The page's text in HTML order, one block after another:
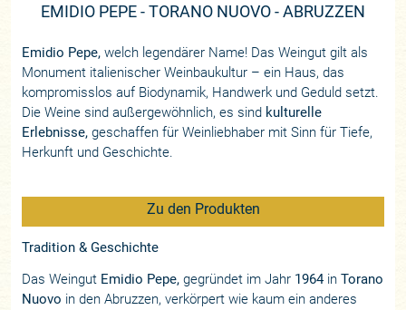
EMIDIO PEPE - TORANO NUOVO - ABRUZZEN
Emidio Pepe, welch legendärer Name! Das Weingut gilt als
Monument italienischer Weinbaukultur – ein Haus, das
kompromisslos auf Biodynamik, Handwerk und Geduld setzt.
Die Weine sind außergewöhnlich, es sind kulturelle
Erlebnisse, geschaffen für Weinliebhaber mit Sinn für Tiefe,
Herkunft und Geschichte.
Zu den Produkten
Tradition & Geschichte
Das Weingut Emidio Pepe, gegründet im Jahr 1964inTorano
Nuovo in den Abruzzen, verkörpert wie kaum ein anderes